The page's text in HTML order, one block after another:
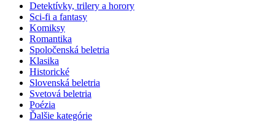
Detektívky, trilery a horory
Sci-fi a fantasy
Komiksy
Romantika
Spoločenská beletria
Klasika
Historické
Slovenská beletria
Svetová beletria
Poézia
Ďalšie kategórie